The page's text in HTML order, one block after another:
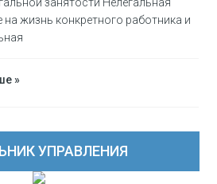
на жизнь конкретного работника и
»
УПРАВЛЕНИЯ